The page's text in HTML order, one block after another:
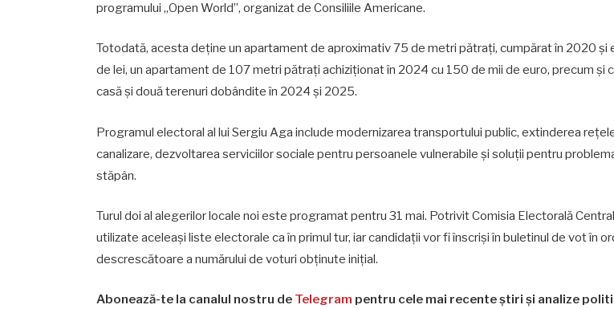
programului „Open World”, organizat de Consiliile Americane.
Totodată, acesta deține un apartament de aproximativ 75 de metri pătrați, cumpărat în 2020 și
de lei, un apartament de 107 metri pătrați achiziționat în 2024 cu 150 de mii de euro, precum și
casă și două terenuri dobândite în 2024 și 2025.
Programul electoral al lui Sergiu Aga include modernizarea transportului public, extinderea
canalizare, dezvoltarea serviciilor sociale pentru persoanele vulnerabile și soluții pentru
stăpân.
Turul doi al alegerilor locale noi este programat pentru 31 mai. Potrivit Comisia Electorală
utilizate aceleași liste electorale ca în primul tur, iar candidații vor fi înscriși în buletinul de vot în
descrescătoare a numărului de voturi obținute inițial.
Abonează-te la canalul nostru de Telegram pentru cele mai recente știri și analize